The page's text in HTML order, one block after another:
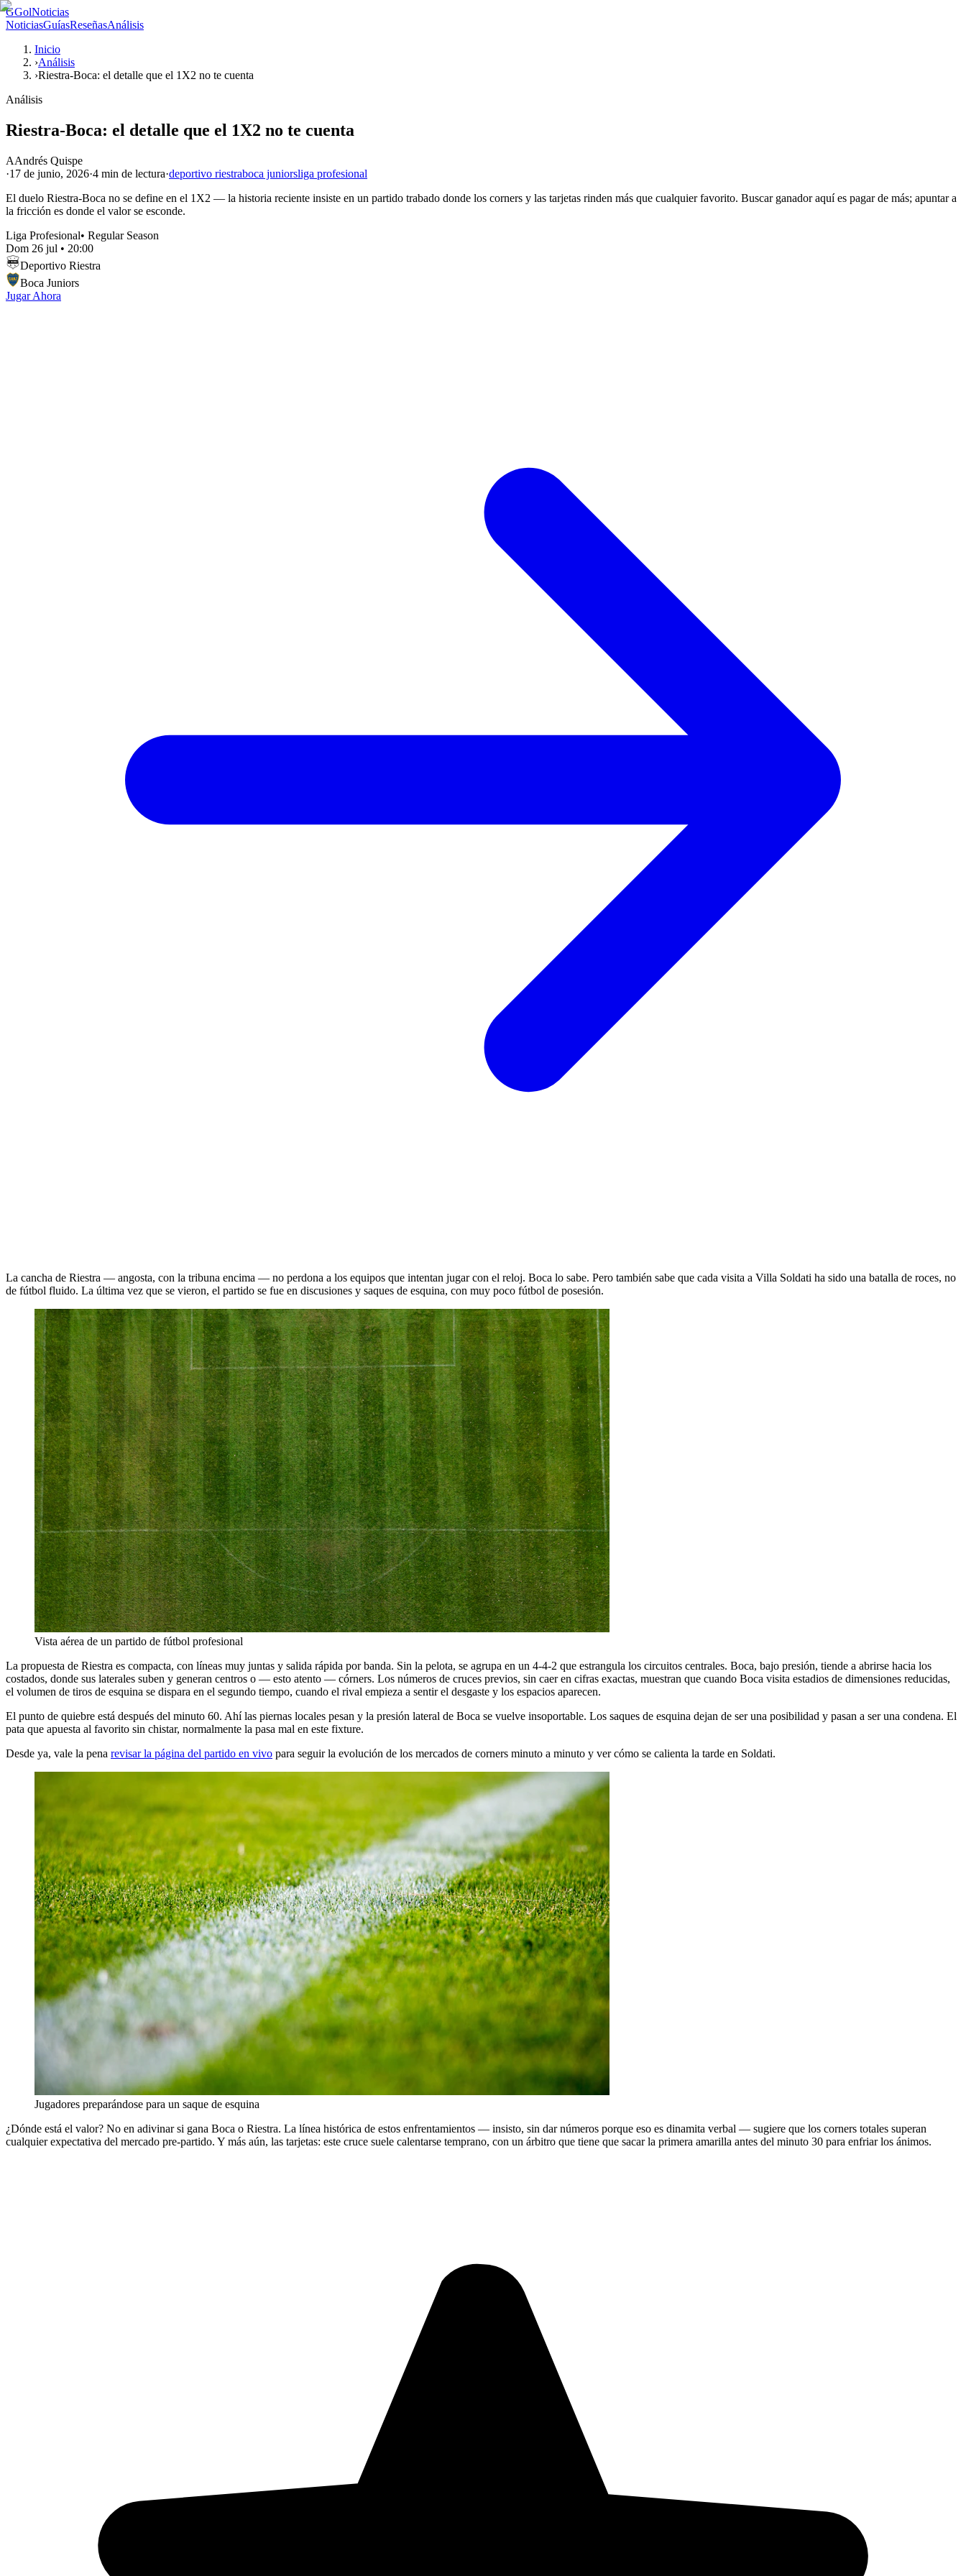
GGolNoticias
NoticiasGuíasReseñasAnálisis
Inicio
›Análisis
›Riestra-Boca: el detalle que el 1X2 no te cuenta
Análisis
Riestra-Boca: el detalle que el 1X2 no te cuenta
AAndrés Quispe
·17 de junio, 2026·4 min de lectura·deportivo riestraboca juniorsliga profesional
El duelo Riestra-Boca no se define en el 1X2 — la historia reciente insiste en un partido trabado donde los corners y las tarjetas rinden más que cualquier favorito. Buscar ganador aquí es pagar de más; apuntar a
la fricción es donde el valor se esconde.
Liga Profesional• Regular Season
Dom 26 jul • 20:00
Deportivo Riestra
Boca Juniors
Jugar Ahora
La cancha de Riestra — angosta, con la tribuna encima — no perdona a los equipos que intentan jugar con el reloj. Boca lo sabe. Pero también sabe que cada visita a Villa Soldati ha sido una batalla de roces, no
de fútbol fluido. La última vez que se vieron, el partido se fue en discusiones y saques de esquina, con muy poco fútbol de posesión.
Vista aérea de un partido de fútbol profesional
La propuesta de Riestra es compacta, con líneas muy juntas y salida rápida por banda. Sin la pelota, se agrupa en un 4-4-2 que estrangula los circuitos centrales. Boca, bajo presión, tiende a abrirse hacia los
costados, donde sus laterales suben y generan centros o — esto atento — córners. Los números de cruces previos, sin caer en cifras exactas, muestran que cuando Boca visita estadios de dimensiones reducidas,
el volumen de tiros de esquina se dispara en el segundo tiempo, cuando el rival empieza a sentir el desgaste y los espacios aparecen.
El punto de quiebre está después del minuto 60. Ahí las piernas locales pesan y la presión lateral de Boca se vuelve insoportable. Los saques de esquina dejan de ser una posibilidad y pasan a ser una condena. El
pata que apuesta al favorito sin chistar, normalmente la pasa mal en este fixture.
Desde ya, vale la pena revisar la página del partido en vivo para seguir la evolución de los mercados de corners minuto a minuto y ver cómo se calienta la tarde en Soldati.
Jugadores preparándose para un saque de esquina
¿Dónde está el valor? No en adivinar si gana Boca o Riestra. La línea histórica de estos enfrentamientos — insisto, sin dar números porque eso es dinamita verbal — sugiere que los corners totales superan
cualquier expectativa del mercado pre-partido. Y más aún, las tarjetas: este cruce suele calentarse temprano, con un árbitro que tiene que sacar la primera amarilla antes del minuto 30 para enfriar los ánimos.